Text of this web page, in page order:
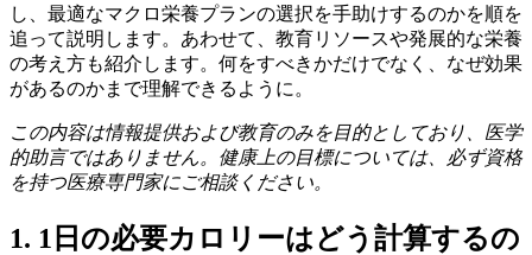
し、最適なマクロ栄養プランの選択を手助けするのかを順を
追って説明します。あわせて、教育リソースや発展的な栄養
の考え方も紹介します。何をすべきかだけでなく、なぜ効果
があるのかまで理解できるように。
この内容は情報提供および教育のみを目的としており、医学
的助言ではありません。健康上の目標については、必ず資格
を持つ医療専門家にご相談ください。
1. 1日の必要カロリーはどう計算するの